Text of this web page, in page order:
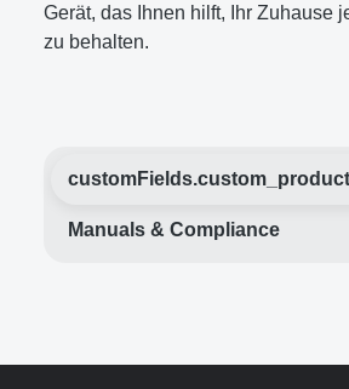
Gerät, das Ihnen hilft, Ihr Zuhause
zu behalten.
Manuals & Compliance